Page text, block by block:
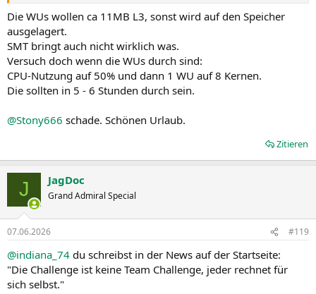
Die WUs wollen ca 11MB L3, sonst wird auf den Speicher
ausgelagert.
SMT bringt auch nicht wirklich was.
Versuch doch wenn die WUs durch sind:
CPU-Nutzung auf 50% und dann 1 WU auf 8 Kernen.
Die sollten in 5 - 6 Stunden durch sein.
@Stony666 schade. Schönen Urlaub.
Zitieren
J JagDoc
Grand Admiral Special
07.06.2026 #119
@indiana_74 du schreibst in der News auf der Startseite:
"Die Challenge ist keine Team Challenge, jeder rechnet für
sich selbst."